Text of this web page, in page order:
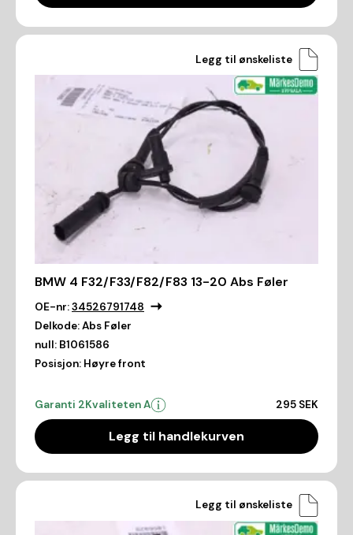
Legg til ønskeliste
BMW 4 F32/F33/F82/F83 13-20 Abs Føler
OE-nr:34526791748
Delkode:Abs Føler
null: B1061586
Posisjon: Høyre front
Garanti 2Kvaliteten A 295 SEK
Legg til handlekurven
Legg til ønskeliste